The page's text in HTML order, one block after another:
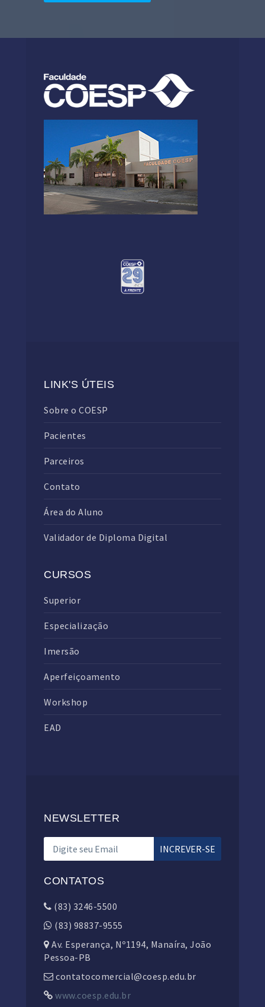
LINK'S ÚTEIS
Sobre o COESP
Pacientes
Parceiros
Contato
Área do Aluno
Validador de Diploma Digital
CURSOS
Superior
Especialização
Imersão
Aperfeiçoamento
Workshop
EAD
NEWSLETTER
CONTATOS
(83) 3246-5500
(83) 98837-9555
Av. Esperança, Nº1194, Manaíra, João
Pessoa-PB
contatocomercial@coesp.edu.br
www.coesp.edu.br